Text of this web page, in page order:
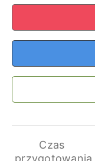
Czas
przygotowania